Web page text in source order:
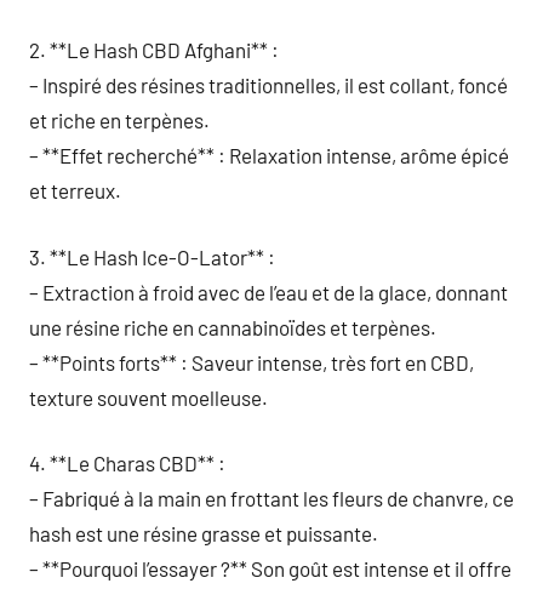
2. **Le Hash CBD Afghani** :
– Inspiré des résines traditionnelles, il est collant, foncé
et riche en terpènes.
– **Effet recherché** : Relaxation intense, arôme épicé
et terreux.
3. **Le Hash Ice-O-Lator** :
– Extraction à froid avec de l’eau et de la glace, donnant
une résine riche en cannabinoïdes et terpènes.
– **Points forts** : Saveur intense, très fort en CBD,
texture souvent moelleuse.
4. **Le Charas CBD** :
– Fabriqué à la main en frottant les fleurs de chanvre, ce
hash est une résine grasse et puissante.
– **Pourquoi l’essayer ?** Son goût est intense et il offre